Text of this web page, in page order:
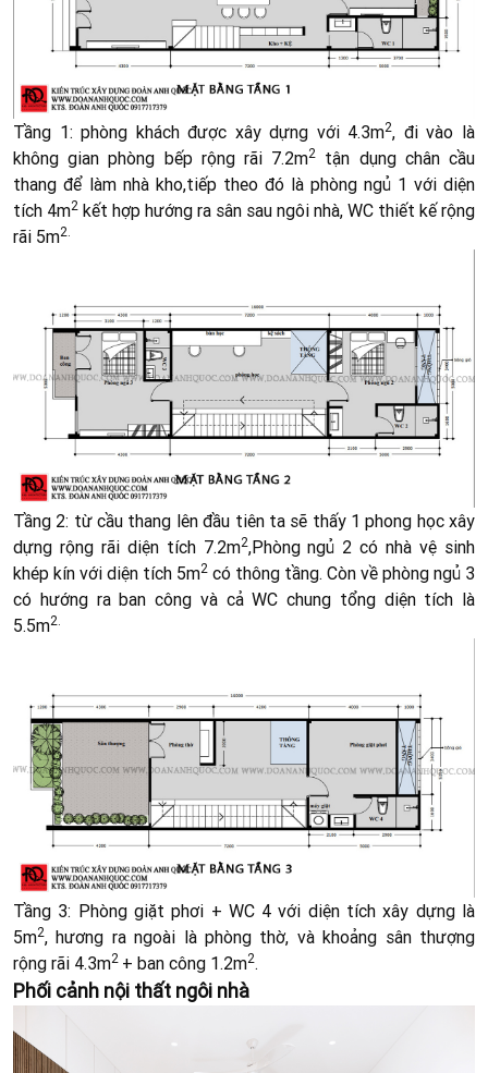
Tầng 1: phòng khách được xây dựng với 4.3m2, đi vào là
không gian phòng bếp rộng rãi 7.2m2
tận dụng chân cầu
thang để làm nhà kho,tiếp theo đó là phòng ngủ 1 với diện
tích 4m2 kết hợp hướng ra sân sau ngôi nhà, WC thiết kế rộng
rãi 5m2.
Tầng 2: từ cầu thang lên đầu tiên ta sẽ thấy 1 phong học xây
dựng rộng rãi diện tích 7.2m2,Phòng ngủ 2 có nhà vệ sinh
khép kín với diện tích 5m2 có thông tầng. Còn về phòng ngủ 3
có hướng ra ban công và cả WC chung tổng diện tích là
5.5m2.
Tầng 3: Phòng giặt phơi + WC 4 với diện tích xây dựng là
5m2, hương ra ngoài là phòng thờ, và khoảng sân thượng
rộng rãi 4.3m2 + ban công 1.2m2.
Phối cảnh nội thất ngôi nhà